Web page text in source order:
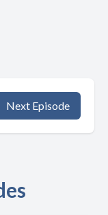
Next Episode